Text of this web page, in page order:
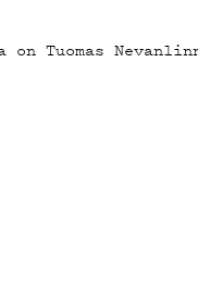
Tuomas